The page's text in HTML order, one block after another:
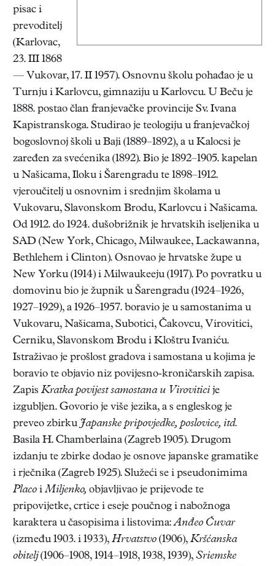
pisac i
prevoditelj
(Karlovac,
23. III 1868
— Vukovar, 17. II 1957). Osnovnu školu pohađao je u
Turnju i Karlovcu, gimnaziju u Karlovcu. U Beču je
1888. postao član franjevačke provincije Sv. Ivana
Kapistranskoga. Studirao je teologiju u franjevačkoj
bogoslovnoj školi u Baji (1889–1892), a u Kalocsi je
zaređen za svećenika (1892). Bio je 1892–1905. kapelan
u Našicama, Iloku i Šarengradu te 1898–1912.
vjeroučitelj u osnovnim i srednjim školama u
Vukovaru, Slavonskom Brodu, Karlovcu i Našicama.
Od 1912. do 1924. dušobrižnik je hrvatskih iseljenika u
SAD (New York, Chicago, Milwaukee, Lackawanna,
Bethlehem i Clinton). Osnovao je hrvatske župe u
New Yorku (1914) i Milwaukeeju (1917). Po povratku u
domovinu bio je župnik u Šarengradu (1924–1926,
1927–1929), a 1926–1957. boravio je u samostanima u
Vukovaru, Našicama, Subotici, Čakovcu, Virovitici,
Cerniku, Slavonskom Brodu i Kloštru Ivaniću.
Istraživao je prošlost gradova i samostana u kojima je
boravio te objavio niz povijesno-kroničarskih zapisa.
Zapis Kratka povijest samostana u Virovitici je
izgubljen. Govorio je više jezika, a s engleskog je
preveo zbirku Japanske pripovjedke, poslovice, itd.
Basila H. Chamberlaina (Zagreb 1905). Drugom
izdanju te zbirke dodao je osnove japanske gramatike
i rječnika (Zagreb 1925). Služeći se i pseudonimima
Placo iMiljenko, objavljivao je prijevode te
pripovijetke, crtice i eseje poučnog i nabožnoga
karaktera u časopisima i listovima:Anđeo Čuvar
(između 1903. i 1933), Hrvatstvo (1906), Kršćanska
obitelj(1906–1908, 1914–1918, 1938, 1939), Sriemske